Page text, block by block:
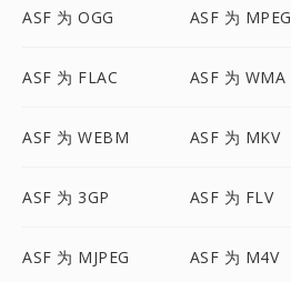
ASF 为 OGG ASF 为 MPEG
ASF 为 FLAC ASF 为 WMA
ASF 为 WEBM ASF 为 MKV
ASF 为 3GP ASF 为 FLV
ASF 为 MJPEG ASF 为 M4V